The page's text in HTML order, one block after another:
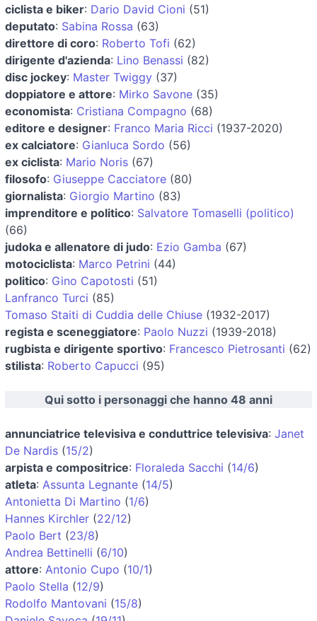
ciclista e biker: Dario David Cioni (51)
deputato: Sabina Rossa (63)
direttore di coro: Roberto Tofi (62)
dirigente d'azienda: Lino Benassi (82)
disc jockey: Master Twiggy (37)
doppiatore e attore: Mirko Savone (35)
economista: Cristiana Compagno (68)
editore e designer: Franco Maria Ricci (1937-2020)
ex calciatore: Gianluca Sordo (56)
ex ciclista: Mario Noris (67)
filosofo: Giuseppe Cacciatore (80)
giornalista: Giorgio Martino (83)
imprenditore e politico: Salvatore Tomaselli (politico)
(66)
judoka e allenatore di judo: Ezio Gamba (67)
motociclista: Marco Petrini (44)
politico: Gino Capotosti (51)
Lanfranco Turci (85)
Tomaso Staiti di Cuddia delle Chiuse (1932-2017)
regista e sceneggiatore: Paolo Nuzzi (1939-2018)
rugbista e dirigente sportivo: Francesco Pietrosanti (62)
stilista: Roberto Capucci (95)
Qui sotto i personaggi che hanno 48 anni
annunciatrice televisiva e conduttrice televisiva: Janet
De Nardis (15/2)
arpista e compositrice: Floraleda Sacchi (14/6)
atleta: Assunta Legnante (14/5)
Antonietta Di Martino (1/6)
Hannes Kirchler (22/12)
Paolo Bert (23/8)
Andrea Bettinelli (6/10)
attore: Antonio Cupo (10/1)
Paolo Stella (12/9)
Rodolfo Mantovani (15/8)